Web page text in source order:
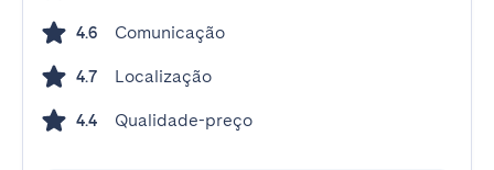
4.6 Comunicação
4.7 Localização
4.4 Qualidade-preço